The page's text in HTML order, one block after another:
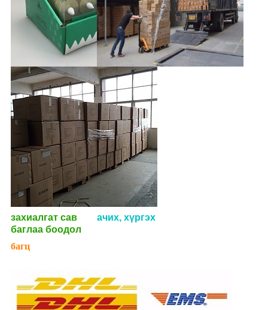
захиалгат сав
баглаа боодол
ачих, хүргэх
багц